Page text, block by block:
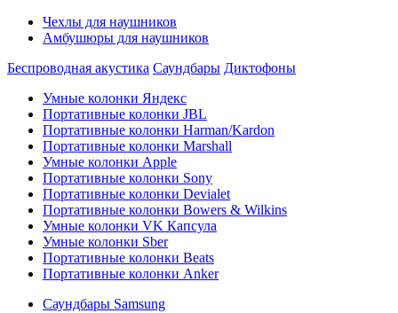
Чехлы для наушников
Амбушюры для наушников
Беспроводная акустика Саундбары Диктофоны
Умные колонки Яндекс
Портативные колонки JBL
Портативные колонки Harman/Kardon
Портативные колонки Marshall
Умные колонки Apple
Портативные колонки Sony
Портативные колонки Devialet
Портативные колонки Bowers & Wilkins
Умные колонки VK Капсула
Умные колонки Sber
Портативные колонки Beats
Портативные колонки Anker
Саундбары Samsung